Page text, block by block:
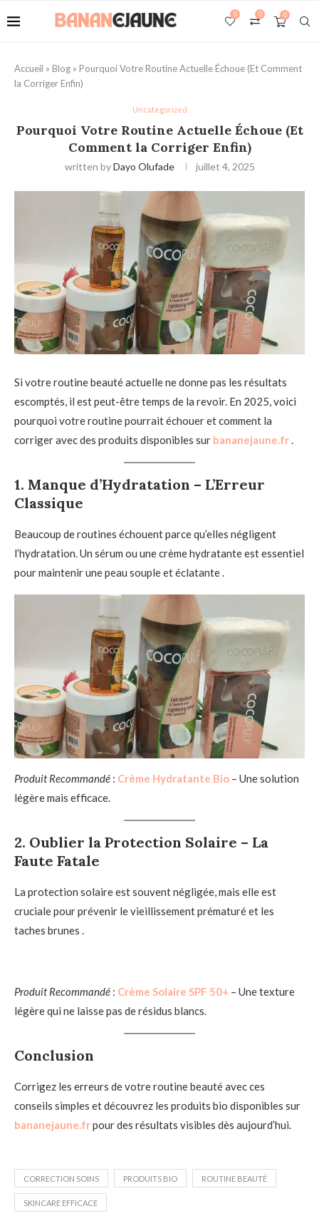
0
0
0
Accueil » Blog » Pourquoi Votre Routine Actuelle Échoue (Et Comment
la Corriger Enfin)
Uncategorized
Pourquoi Votre Routine Actuelle Échoue (Et
Comment la Corriger Enfin)
written byDayo Olufade juillet 4, 2025
Si votre routine beauté actuelle ne donne pas les résultats
escomptés, il est peut-être temps de la revoir. En 2025, voici
pourquoi votre routine pourrait échouer et comment la
corriger avec des produits disponibles sur bananejaune.fr.
1. Manque d’Hydratation – L’Erreur
Classique
Beaucoup de routines échouent parce qu’elles négligent
l’hydratation. Un sérum ou une crème hydratante est essentiel
pour maintenir une peau souple et éclatante .
Produit Recommandé : Crème Hydratante Bio – Une solution
légère mais efficace.
2. Oublier la Protection Solaire – La
Faute Fatale
La protection solaire est souvent négligée, mais elle est
cruciale pour prévenir le vieillissement prématuré et les
taches brunes .
Produit Recommandé : Crème Solaire SPF 50+ – Une texture
légère qui ne laisse pas de résidus blancs.
Conclusion
Corrigez les erreurs de votre routine beauté avec ces
conseils simples et découvrez les produits bio disponibles sur
bananejaune.frpour des résultats visibles dès aujourd’hui.
CORRECTION SOINS PRODUITS BIO ROUTINE BEAUTÉ
SKINCARE EFFICACE